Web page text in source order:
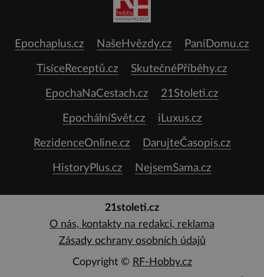
Epochaplus.cz NašeHvězdy.cz PaníDomu.cz
TisíceReceptů.cz SkutečnéPříběhy.cz
EpochaNaCestach.cz 21Stoleti.cz
EpochálníSvět.cz iLuxus.cz
RezidenceOnline.cz DarujteČasopis.cz
HistoryPlus.cz NejsemSama.cz
21stoleti.cz
O nás, kontakty na redakci, reklama
Zásady ochrany osobních údajů
Copyright © RF-Hobby.cz